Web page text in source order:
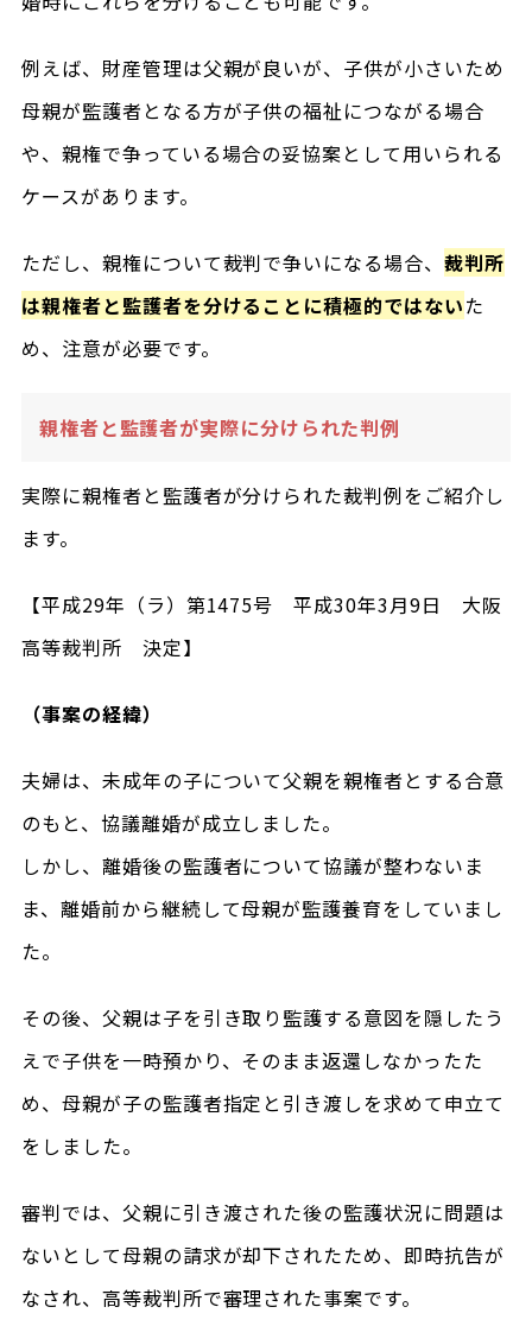
例えば、財産管理は父親が良いが、子供が小さいため
母親が監護者となる方が子供の福祉につながる場合
や、親権で争っている場合の妥協案として用いられる
ケースがあります。
ただし、親権について裁判で争いになる場合、裁判所
は親権者と監護者を分けることに積極的ではないた
め、注意が必要です。
親権者と監護者が実際に分けられた判例
実際に親権者と監護者が分けられた裁判例をご紹介し
ます。
【平成29年（ラ）第1475号 平成30年3月9日 大阪
高等裁判所 決定】
（事案の経緯）
夫婦は、未成年の子について父親を親権者とする合意
のもと、協議離婚が成立しました。
しかし、離婚後の監護者について協議が整わないま
ま、離婚前から継続して母親が監護養育をしていまし
た。
その後、父親は子を引き取り監護する意図を隠したう
えで子供を一時預かり、そのまま返還しなかったた
め、母親が子の監護者指定と引き渡しを求めて申立て
をしました。
審判では、父親に引き渡された後の監護状況に問題は
ないとして母親の請求が却下されたため、即時抗告が
なされ、高等裁判所で審理された事案です。